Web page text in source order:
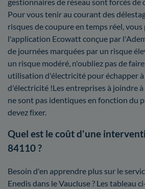
Pour vous tenir au courant des
risques de coupure en temps réel,
l'application Ecowatt conçue par
de journées marquées par un risque
un risque modéré, n'oubliez pas de
utilisation d'électricité pour échapper
d'électricité !Les entreprises à joindre
ne sont pas identiques en fonction du
devez fixer.
Quel est le coût d'une
84110 ?
Besoin d'en apprendre plus sur le
Enedis dans le Vaucluse ? Les tableau